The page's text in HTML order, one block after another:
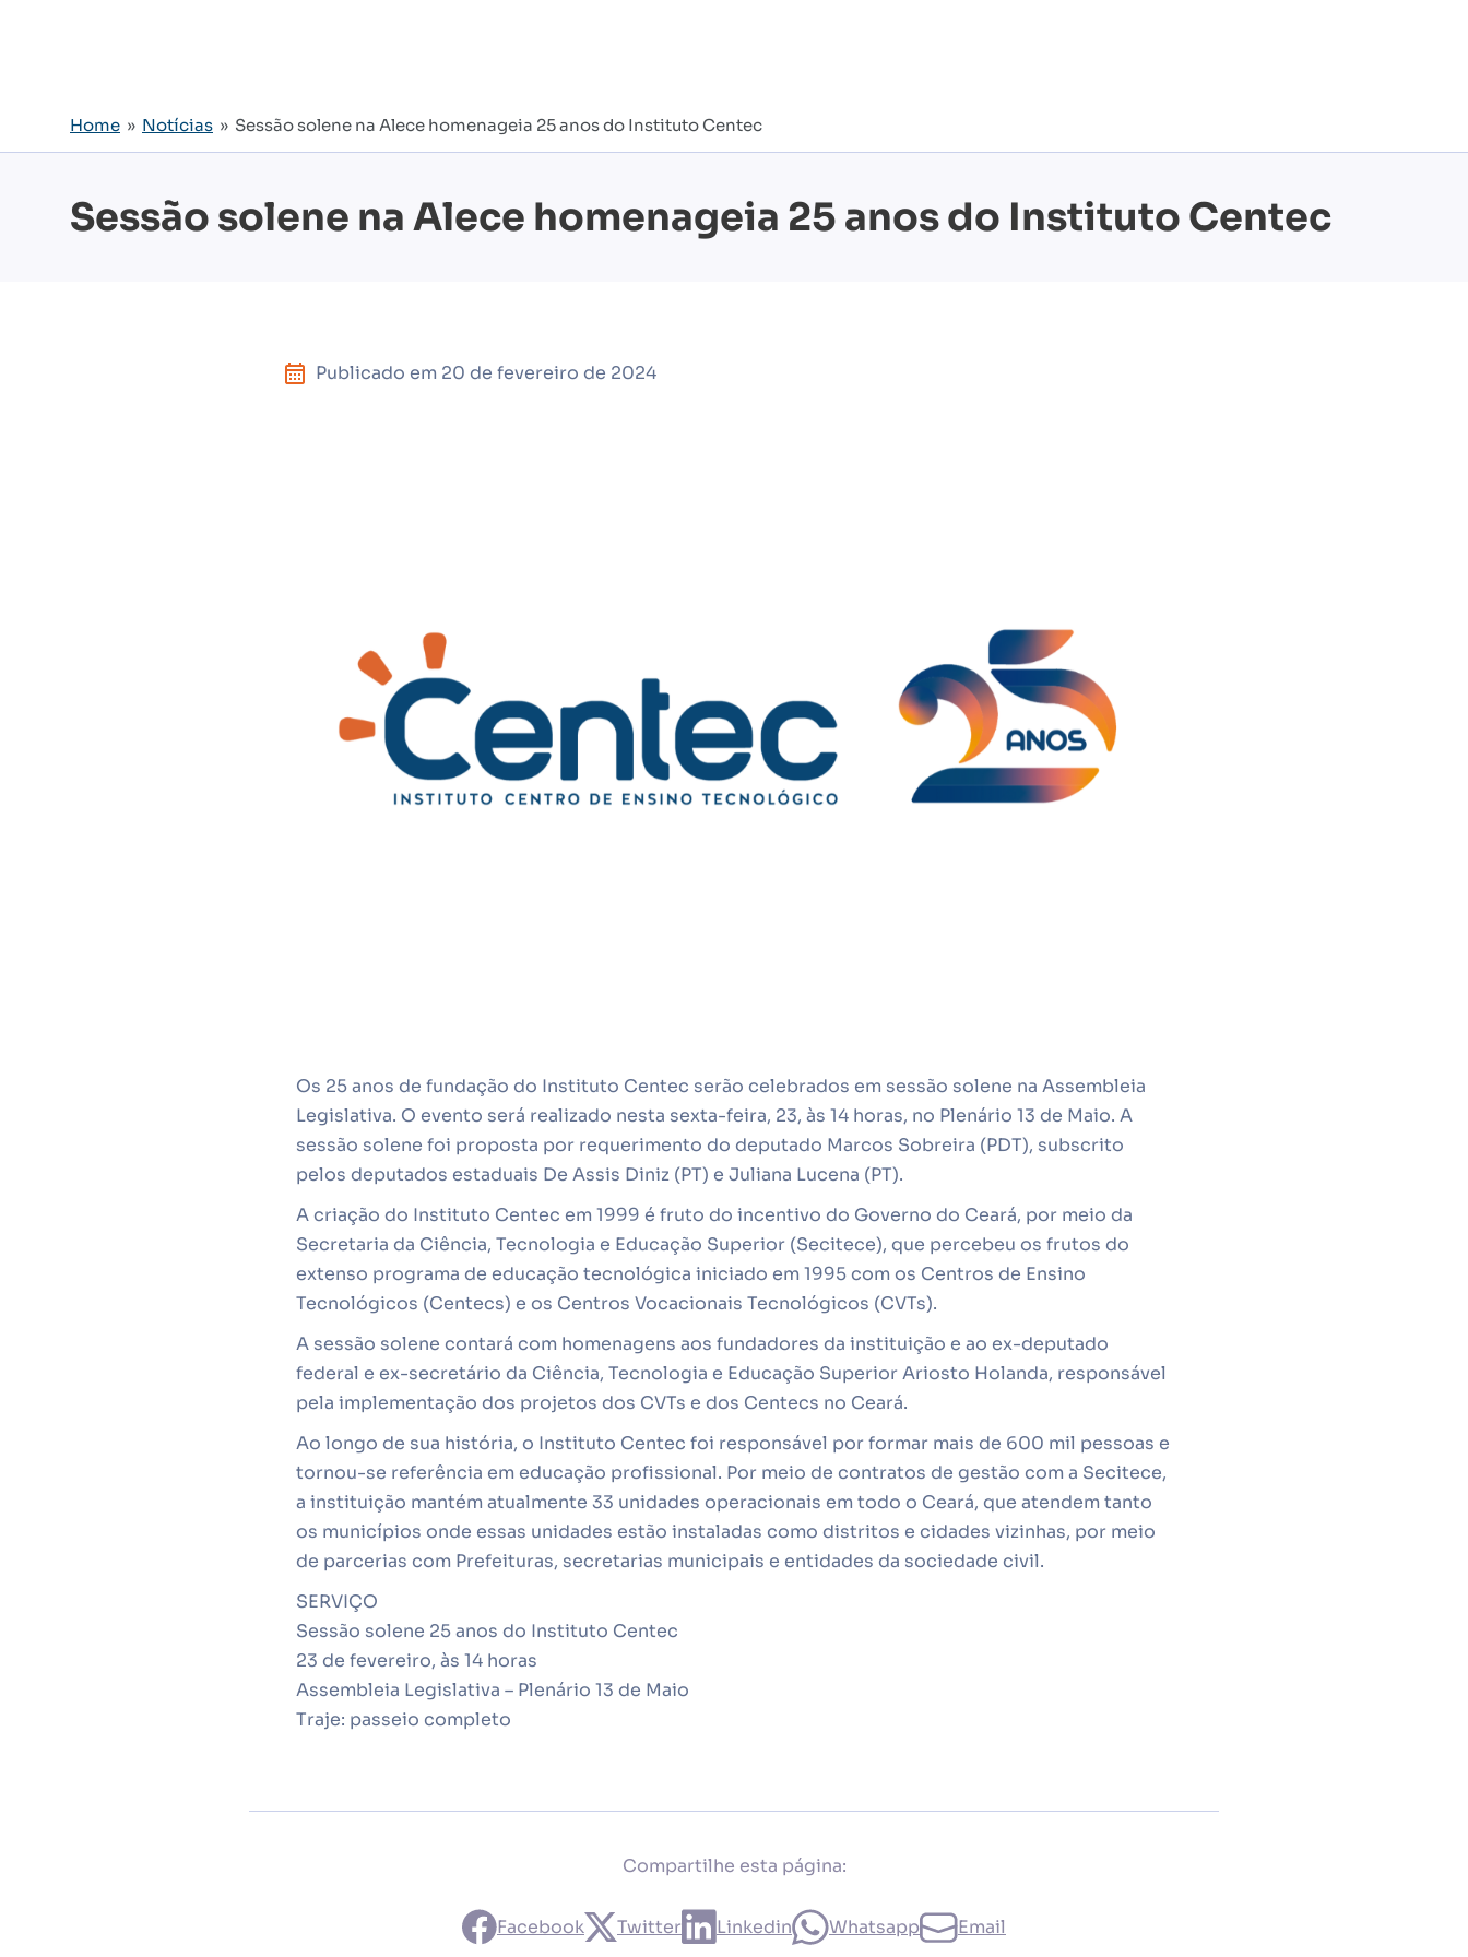
Home » Notícias » Sessão solene na Alece homenageia 25 anos do Instituto Centec
Sessão solene na Alece homenageia 25 anos do Instituto Centec
Publicado em 20 de fevereiro de 2024
Os 25 anos de fundação do Instituto Centec serão celebrados em sessão solene na Assembleia
Legislativa. O evento será realizado nesta sexta-feira, 23, às 14 horas, no Plenário 13 de Maio. A
sessão solene foi proposta por requerimento do deputado Marcos Sobreira (PDT), subscrito
pelos deputados estaduais De Assis Diniz (PT) e Juliana Lucena (PT).
A criação do Instituto Centec em 1999 é fruto do incentivo do Governo do Ceará, por meio da
Secretaria da Ciência, Tecnologia e Educação Superior (Secitece), que percebeu os frutos do
extenso programa de educação tecnológica iniciado em 1995 com os Centros de Ensino
Tecnológicos (Centecs) e os Centros Vocacionais Tecnológicos (CVTs).
A sessão solene contará com homenagens aos fundadores da instituição e ao ex-deputado
federal e ex-secretário da Ciência, Tecnologia e Educação Superior Ariosto Holanda, responsável
pela implementação dos projetos dos CVTs e dos Centecs no Ceará.
Ao longo de sua história, o Instituto Centec foi responsável por formar mais de 600 mil pessoas e
tornou-se referência em educação profissional. Por meio de contratos de gestão com a Secitece,
a instituição mantém atualmente 33 unidades operacionais em todo o Ceará, que atendem tanto
os municípios onde essas unidades estão instaladas como distritos e cidades vizinhas, por meio
de parcerias com Prefeituras, secretarias municipais e entidades da sociedade civil.
SERVIÇO
Sessão solene 25 anos do Instituto Centec
23 de fevereiro, às 14 horas
Assembleia Legislativa – Plenário 13 de Maio
Traje: passeio completo
Compartilhe esta página:
Facebook Twitter Linkedin Whatsapp Email